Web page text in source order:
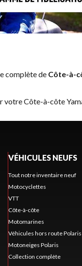
complète de Côte-à-
votre Côte-à-côte
VÉHICULES NEUFS
Tout notre inventaire neuf
Motocyclettes
VTT
Côte-à-côte
Motomarines
Véhicules hors route Polaris
Motoneiges Polaris
Collection complète